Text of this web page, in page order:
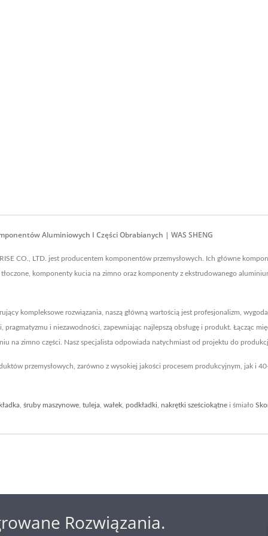
Aluminiowych I Części Obrabianych | WAS SHENG
CO., LTD. jest producentem komponentów przemysłowych. Ich główne
komponenty kucia na zimno oraz komponenty z ekstrudowanego
kompleksowe rozwiązania, naszą główną wartością jest profesjonalizm,
pragmatyzmu i niezawodności, zapewniając najlepszą obsługę i produkt. Łącząc
na zimno części. Nasz specjalista odpowiada natychmiast od projektu do
przemysłowych, zarówno z wysokiej jakości procesem produkcyjnym, jak i
śruby maszynowe tuleja wałek podkładki nakrętki sześciokątne i śmiało
Rozwiązania.